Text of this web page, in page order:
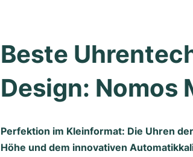
Beste
Design: Nomos
Perfektion im Kleinformat: Die Uhren
Höhe und dem innovativen